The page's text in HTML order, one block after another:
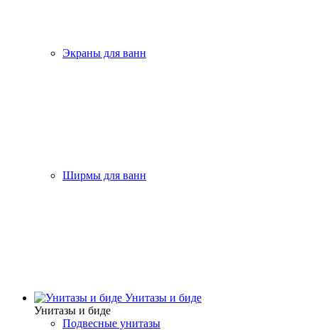
Экраны для ванн
Ширмы для ванн
Унитазы и биде
Унитазы и биде
Подвесные унитазы